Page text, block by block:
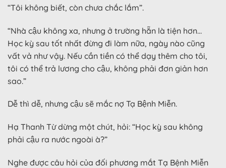
“Tôi không biết, còn chưa chắc lắm”.
“Nhà cậu không xa, nhưng ở trường hẵn là tiện hơn…
Học kỳ sau tốt nhất đừng đi làm nữa, ngày nào cũng
vất vả như vậy. Nếu cần tiền có thể dạy thêm cho tôi,
tôi có thể trả lương cho cậu, không phải đơn giản hơn
sao.”
Dễ thì dễ, nhưng cậu sẽ mắc nợ Tạ Bệnh Miễn.
Hạ Thanh Từ dừng một chút, hỏi: “Học kỳ sau không
phải cậu ra nước ngoài à?”
Nghe được câu hỏi của đối phương mắt Tạ Bệnh Miễn